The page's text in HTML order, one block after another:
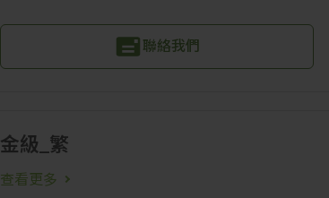
聯絡我們
金級_繁
查看更多